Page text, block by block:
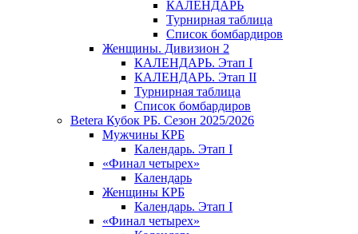
КАЛЕНДАРЬ
Турнирная таблица
Список бомбардиров
Женщины. Дивизион 2
КАЛЕНДАРЬ. Этап I
КАЛЕНДАРЬ. Этап II
Турнирная таблица
Список бомбардиров
Betera Кубок РБ. Сезон 2025/2026
Мужчины КРБ
Календарь. Этап I
«Финал четырех»
Календарь
Женщины КРБ
Календарь. Этап I
«Финал четырех»